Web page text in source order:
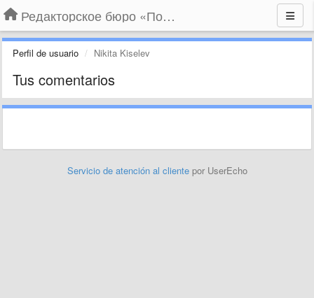
Редакторское бюро «По правилам»
Perfil de usuario Nikita Kiselev
Tus comentarios
Servicio de atención al cliente por UserEcho